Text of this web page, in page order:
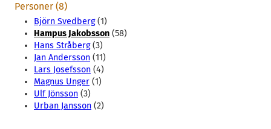
Personer (8)
Björn Svedberg(1)
Hampus Jakobsson (58)
Hans Stråberg(3)
Jan Andersson (11)
Lars Josefsson (4)
Magnus Unger (1)
Ulf Jönsson (3)
Urban Jansson (2)